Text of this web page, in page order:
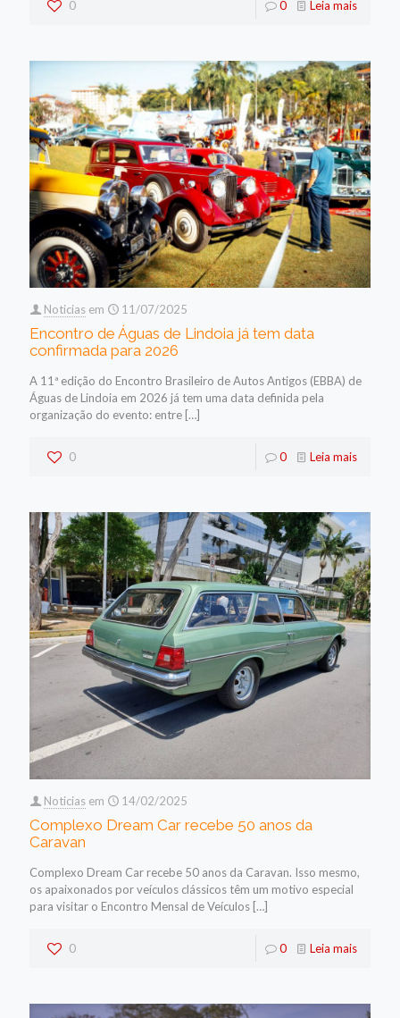
0 0 Leia mais
Noticias em 11/07/2025
Encontro de Águas de Lindoia já tem data
confirmada para 2026
A 11ª edição do Encontro Brasileiro de Autos Antigos (EBBA) de
Águas de Lindoia em 2026 já tem uma data definida pela
organização do evento: entre […]
0 0 Leia mais
Noticias em 14/02/2025
Complexo Dream Car recebe 50 anos da
Caravan
Complexo Dream Car recebe 50 anos da Caravan. Isso mesmo,
os apaixonados por veículos clássicos têm um motivo especial
para visitar o Encontro Mensal de Veículos […]
0 0 Leia mais